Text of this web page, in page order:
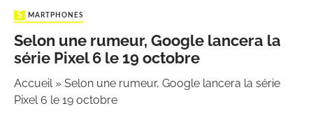
SMARTPHONES
Selon une rumeur, Google lancera la
série Pixel 6 le 19 octobre
Accueil» Selon une rumeur, Google lancera la série
Pixel 6 le 19 octobre